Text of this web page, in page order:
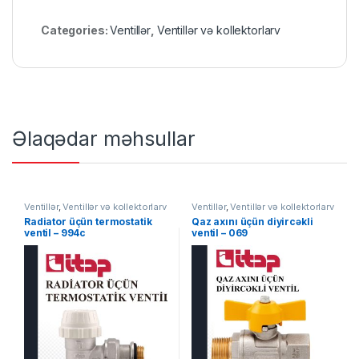
Categories:Ventillər, Ventillər və kollektorlarv
Əlaqədar məhsullar
Ventillər,Ventillər və kollektorlarv
Radiator üçün termostatik
ventil – 994c
Ventillər,Ventillər və kollektorlarv
Qaz axını üçün diyircəkli
ventil – 069